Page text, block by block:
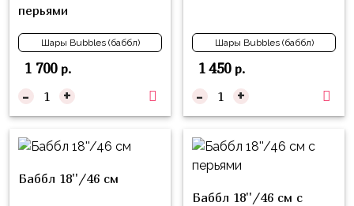
перьями
Шары Bubbles (баббл)
1 700р.
- +
Шары Bubbles (баббл)
1 450р.
- +
Баббл 18''/46 см
Баббл 18''/46 см с
Куклы
Него
Мишка
Тедди